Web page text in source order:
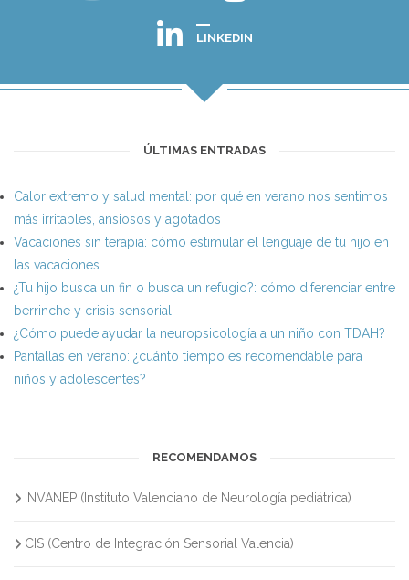
LINKEDIN
ÚLTIMAS ENTRADAS
Calor extremo y salud mental: por qué en verano nos sentimos
más irritables, ansiosos y agotados
Vacaciones sin terapia: cómo estimular el lenguaje de tu hijo en
las vacaciones
¿Tu hijo busca un fin o busca un refugio?: cómo diferenciar entre
berrinche y crisis sensorial
¿Cómo puede ayudar la neuropsicología a un niño con TDAH?
Pantallas en verano: ¿cuánto tiempo es recomendable para
niños y adolescentes?
RECOMENDAMOS
INVANEP (Instituto Valenciano de Neurología pediátrica)
CIS (Centro de Integración Sensorial Valencia)